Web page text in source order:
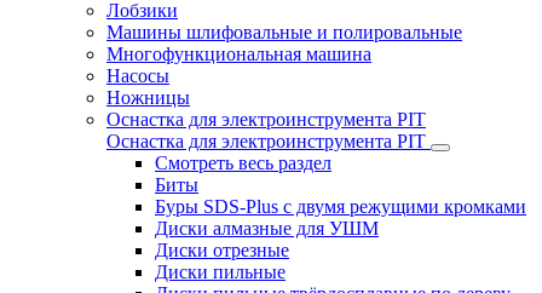
Лобзики
Машины шлифовальные и полировальные
Многофункциональная машина
Насосы
Ножницы
Оснастка для электроинструмента PIT
Оснастка для электроинструмента PIT
Смотреть весь раздел
Биты
Буры SDS-Plus c двумя режущими кромками
Диски алмазные для УШМ
Диски отрезные
Диски пильные